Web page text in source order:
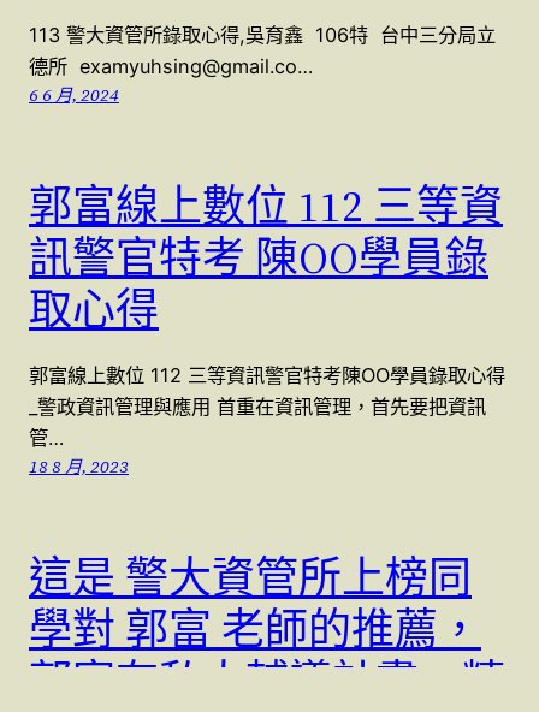
113 警大資管所錄取心得,吳育鑫 106特 台中三分局立
德所 examyuhsing@gmail.co…
6 6 月, 2024
郭富線上數位 112 三等資
訊警官特考 陳OO學員錄
取心得
郭富線上數位 112 三等資訊警官特考陳OO學員錄取心得
_警政資訊管理與應用 首重在資訊管理，首先要把資訊
管…
18 8 月, 2023
這是 警大資管所上榜同
學對 郭富 老師的推薦，
郭富有私人輔導計畫，精